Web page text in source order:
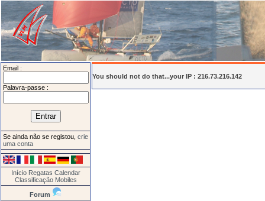
Email :
Palavra-passe :
Se ainda não se registou, crie
uma conta
Início Regatas Calendar
Classificação Mobiles
Forum
You should not do that...your IP : 216.73.216.142